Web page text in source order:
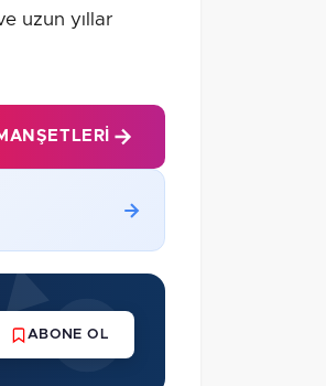
uzun yıllar
ABONE OL